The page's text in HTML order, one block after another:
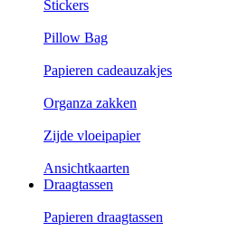
Stickers
Pillow Bag
Papieren cadeauzakjes
Organza zakken
Zijde vloeipapier
Ansichtkaarten
Draagtassen
Papieren draagtassen